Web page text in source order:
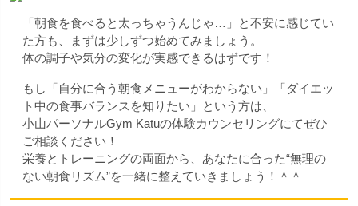
「朝食を食べると太っちゃうんじゃ…」と不安に感じてい
た方も、まずは少しずつ始めてみましょう。
体の調子や気分の変化が実感できるはずです！
もし「自分に合う朝食メニューがわからない」「ダイエッ
ト中の食事バランスを知りたい」という方は、
小山パーソナルGym Katuの体験カウンセリングにてぜひ
ご相談ください！
栄養とトレーニングの両面から、あなたに合った“無理の
ない朝食リズム”を一緒に整えていきましょう！＾＾